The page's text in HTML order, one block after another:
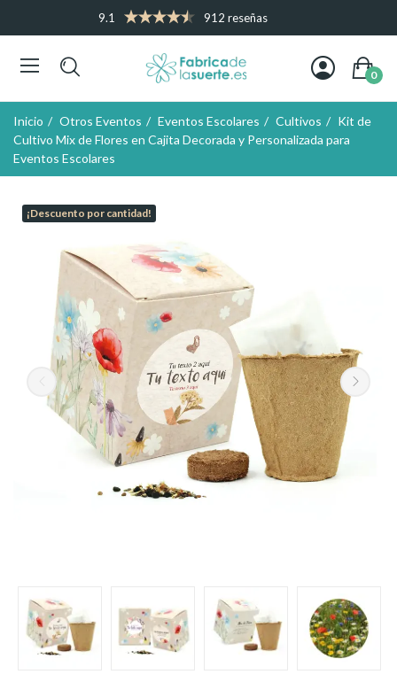
9.1 912 reseñas
0
Inicio Otros Eventos Eventos Escolares Cultivos
Kit de
Cultivo Mix de Flores en Cajita Decorada y Personalizada para
Eventos Escolares
¡Descuento por cantidad!